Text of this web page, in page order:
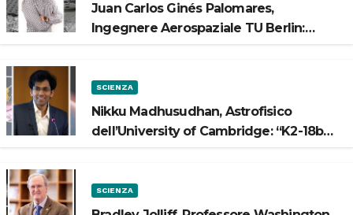
Juan Carlos Ginés Palomares,
Ingegnere Aerospaziale TU Berlin:
SCIENZA
Nikku Madhusudhan, Astrofisico
dell’University of Cambridge: “K2-18b
SCIENZA